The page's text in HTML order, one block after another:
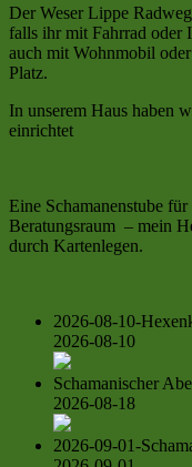
Der Weser Lippe
falls ihr mit Fahrrad oder
auch mit Wohnmobil
Platz.
In unserem Haus haben
einrichtet
Eine Schamanenstube
Beratungsraum – mein
durch Kartenlegen.
2026-08-10-
2026-08-10
Schamanischer
2026-08-18
2026-09-01-